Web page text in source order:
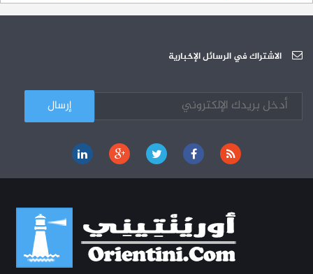
03-10 الجامعة العربية للعلوم : دورة تكوينية
كل الأخبار
الاشتراك في الرسائل الإخبارية